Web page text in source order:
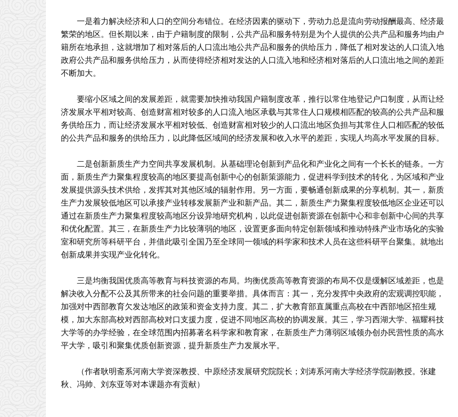
一是着力解决经济和人口的空间分布错位。在经济因素的驱动下，劳动力总是流向劳动报酬最高、经济最
繁荣的地区。但长期以来，由于户籍制度的限制，公共产品和服务特别是为个人提供的公共产品和服务均由户
籍所在地承担，这就增加了相对落后的人口流出地公共产品和服务的供给压力，降低了相对发达的人口流入地
政府公共产品和服务供给压力，从而使得经济相对发达的人口流入地和经济相对落后的人口流出地之间的差距
不断加大。
要缩小区域之间的发展差距，就需要加快推动我国户籍制度改革，推行以常住地登记户口制度，从而让经
济发展水平相对较高、创造财富相对较多的人口流入地区承载与其常住人口规模相匹配的较高的公共产品和服
务供给压力，而让经济发展水平相对较低、创造财富相对较少的人口流出地区负担与其常住人口相匹配的较低
的公共产品和服务的供给压力，以此降低区域间的经济发展和收入水平的差距，实现人均高水平发展的目标。
二是创新新质生产力空间共享发展机制。从基础理论创新到产品化和产业化之间有一个长长的链条。一方
面，新质生产力聚集程度较高的地区要提高创新中心的创新策源能力，促进科学到技术的转化，为区域和产业
发展提供源头技术供给，发挥其对其他区域的辐射作用。另一方面，要畅通创新成果的分享机制。其一，新质
生产力发展较低地区可以承接产业转移发展新产业和新产品。其二，新质生产力聚集程度较低地区企业还可以
通过在新质生产力聚集程度较高地区分设异地研究机构，以此促进创新资源在创新中心和非创新中心间的共享
和优化配置。其三，在新质生产力比较薄弱的地区，设置更多面向特定创新领域和推动特殊产业市场化的实验
室和研究所等科研平台，并借此吸引全国乃至全球同一领域的科学家和技术人员在这些科研平台聚集。就地出
创新成果并实现产业化转化。
三是均衡我国优质高等教育与科技资源的布局。均衡优质高等教育资源的布局不仅是缓解区域差距，也是
解决收入分配不公及其所带来的社会问题的重要举措。具体而言：其一，充分发挥中央政府的宏观调控职能，
加强对中西部教育欠发达地区的政策和资金支持力度。其二，扩大教育部直属重点高校在中西部地区招生规
模，加大东部高校对西部高校对口支援力度，促进不同地区高校的协调发展。其三，学习西湖大学、福耀科技
大学等的办学经验，在全球范围内招募著名科学家和教育家，在新质生产力薄弱区域领办创办民营性质的高水
平大学，吸引和聚集优质创新资源，提升新质生产力发展水平。
（作者耿明斋系河南大学资深教授、中原经济发展研究院院长；刘涛系河南大学经济学院副教授。张建
秋、冯帅、刘东亚等对本课题亦有贡献）